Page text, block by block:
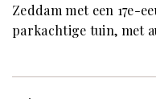
Zeddam met een 17e-
parkachtige tuin, met